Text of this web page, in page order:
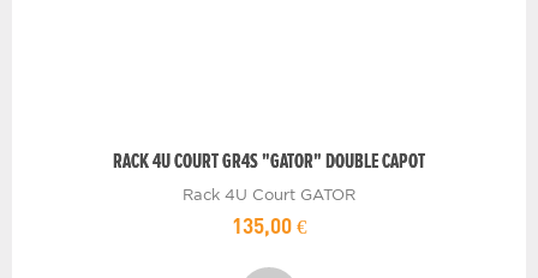
RACK 4U COURT GR4S "GATOR" DOUBLE CAPOT
Rack 4U Court GATOR
135,00 €